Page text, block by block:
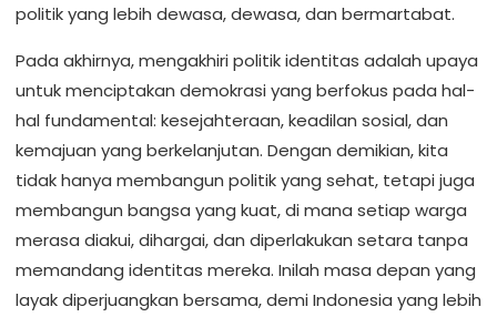
politik yang lebih dewasa, dewasa, dan bermartabat.
Pada akhirnya, mengakhiri politik identitas adalah upaya
untuk menciptakan demokrasi yang berfokus pada hal-
hal fundamental: kesejahteraan, keadilan sosial, dan
kemajuan yang berkelanjutan. Dengan demikian, kita
tidak hanya membangun politik yang sehat, tetapi juga
membangun bangsa yang kuat, di mana setiap warga
merasa diakui, dihargai, dan diperlakukan setara tanpa
memandang identitas mereka. Inilah masa depan yang
layak diperjuangkan bersama, demi Indonesia yang lebih